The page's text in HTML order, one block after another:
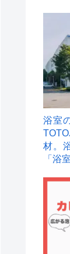
浴室
材。
「浴